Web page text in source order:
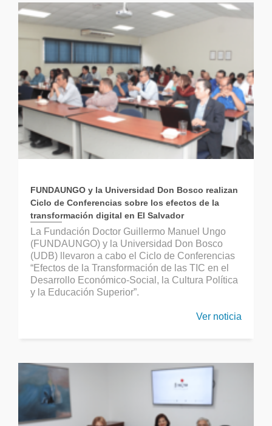
FUNDAUNGO y la Universidad Don Bosco realizan
Ciclo de Conferencias sobre los efectos de la
transformación digital en El Salvador
La Fundación Doctor Guillermo Manuel Ungo
(FUNDAUNGO) y la Universidad Don Bosco
(UDB) llevaron a cabo el Ciclo de Conferencias
“Efectos de la Transformación de las TIC en el
Desarrollo Económico-Social, la Cultura Política
y la Educación Superior”.
Ver noticia